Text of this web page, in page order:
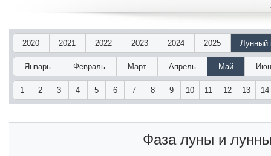
2020 2021 2022 2023 2024 2025 Лунный
Январь Февраль Март Апрель Май
1 2 3 4 5 6 7 8 9 10 11 12 13 14
Фаза луны и